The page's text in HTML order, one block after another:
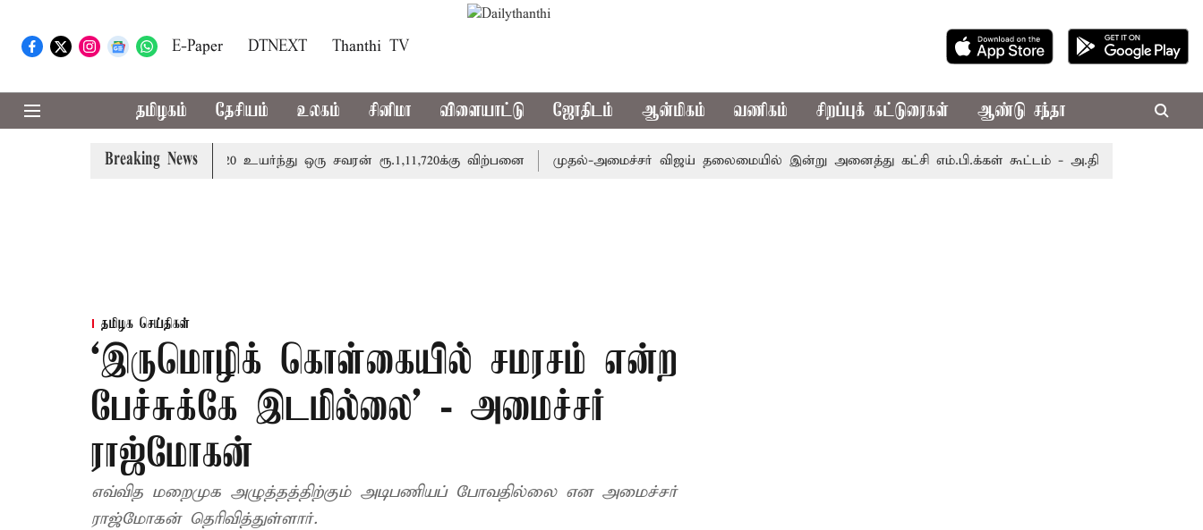
E-Paper DTNEXT Thanthi TV
தமிழகம் தேசியம் உலகம் சினிமா விளையாட்டு ஜோதிடம் ஆன்மிகம் வணிகம் சிறப்புக் கட்டுரைகள் ஆண்டு சந்தா
Breaking News
விலை சவரனுக்கு ரூ.520 உயர்ந்து ஒரு சவரன் ரூ.1,11,720க்கு விற்பனை முதல்-அமைச்சர் விஜய் தலைமையில் இன்று அனைத்து கட்சி எம்.பி.க்கள் கூட்டம் - அ.தி.மு.க., தி.மு.க.
தமிழக செய்திகள்
‘இருமொழிக் கொள்கையில் சமரசம் என்ற
பேச்சுக்கே இடமில்லை’ - அமைச்சர்
ராஜ்மோகன்
எவ்வித மறைமுக அழுத்தத்திற்கும் அடிபணியப் போவதில்லை என அமைச்சர்
ராஜ்மோகன் தெரிவித்துள்ளார்.